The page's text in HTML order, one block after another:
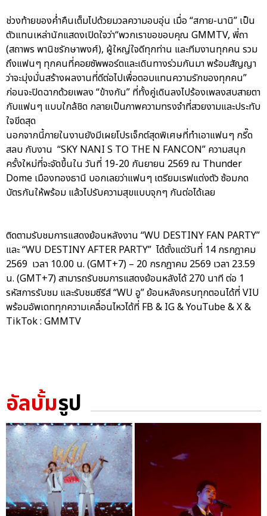
ช่วงท้ายของค่ำคืนเต็มไปด้วยมวลความอบอุ่น เมื่อ “สกาย-นานิ” เป็น
ตัวแทนเหล่านักแสดงเปิดใจว่า“พวกเราขอขอบคุณ GMMTV, พี่ถา
(สถาพร พานิชรักษาพงศ์), ผู้ใหญ่ใจดีทุกท่าน และทีมงานทุกคน รวม
ถึงแฟนๆ ทุกคนที่คอยซัพพอร์ตและเดินทางร่วมกันมา พร้อมสัญญา
ว่าจะมุ่งมั่นสร้างผลงานที่ดีต่อไปเพื่อตอบแทนความรักของทุกคน”
ก่อนจะปิดฉากด้วยเพลง “ข้างกัน” ที่ทั้งคู่เดินลงไปร้องเพลงสบสายตา
กับแฟนๆ แบบใกล้ชิด กลายเป็นภาพความทรงจำที่สวยงามและประทับ
ใจขีดสุด
นอกจากนี้ภายในงานยังมีเผยโปรเจ็กต์สุดพิเศษที่ทำเอาแฟนๆ กรี๊ด
สลบ กับงาน “SKY NANI S TO THE N FANCON” ความสนุก
ครั้งใหม่ที่จะจัดขึ้นใน วันที่ 19-20 กันยายน 2569 ณ Thunder
Dome เมืองทองธานี บอกเลยว่าแฟนๆ เตรียมเรฟแต่งตัว ซ้อมกด
บัตรกันให้พร้อม แล้วไปรับความสุขแบบจุกๆ กันต่อได้เลย
ติดตามรับชมการแสดงย้อนหลังงาน “WU DESTINY FAN PARTY”
และ “WU DESTINY AFTER PARTY” ได้ตั้งแต่วันที่ 14 กรกฎาคม
2569 เวลา 10.00 น. (GMT+7) – 20 กรกฎาคม 2569 เวลา 23.59
น. (GMT+7) สามารถรับชมการแสดงย้อนหลังได้ 270 นาที ต่อ 1
รหัสการรับชม และรับชมซีรีส์ “WU อู” ย้อนหลังครบทุกตอนได้ที่ VIU
พร้อมอัพเดททุกความเคลื่อนไหวได้ที่ FB & IG & YouTube & X &
TikTok : GMMTV
อัลบั้มรูป